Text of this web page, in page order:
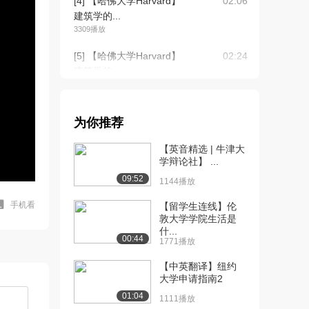
手机看
建筑学的...
3309播放
[5] 【哈佛大学Harvard】
02:24
建筑学的...
[7] 【哈佛大学Harvard】
建筑学的...
[8] 【哈佛大学Harvard】
建筑学的...
06:57
[9] 【哈佛大学Harvard】
建筑学的...
3189播放
为你推荐
09:52
【英音精选 | 牛津大
学辩论社】 ...
1144播放
00:44
【留学生连线】伦
敦大学学院生活是
什...
1771播放
01:04
【中英翻译】纽约
大学申请指南2
1111播放